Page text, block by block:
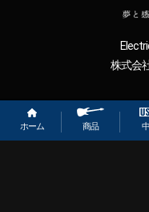
ホーム 商品
株式会
Copyright 2026【ESP直営
ベー